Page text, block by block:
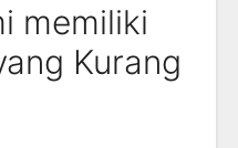
memiliki
Kurang